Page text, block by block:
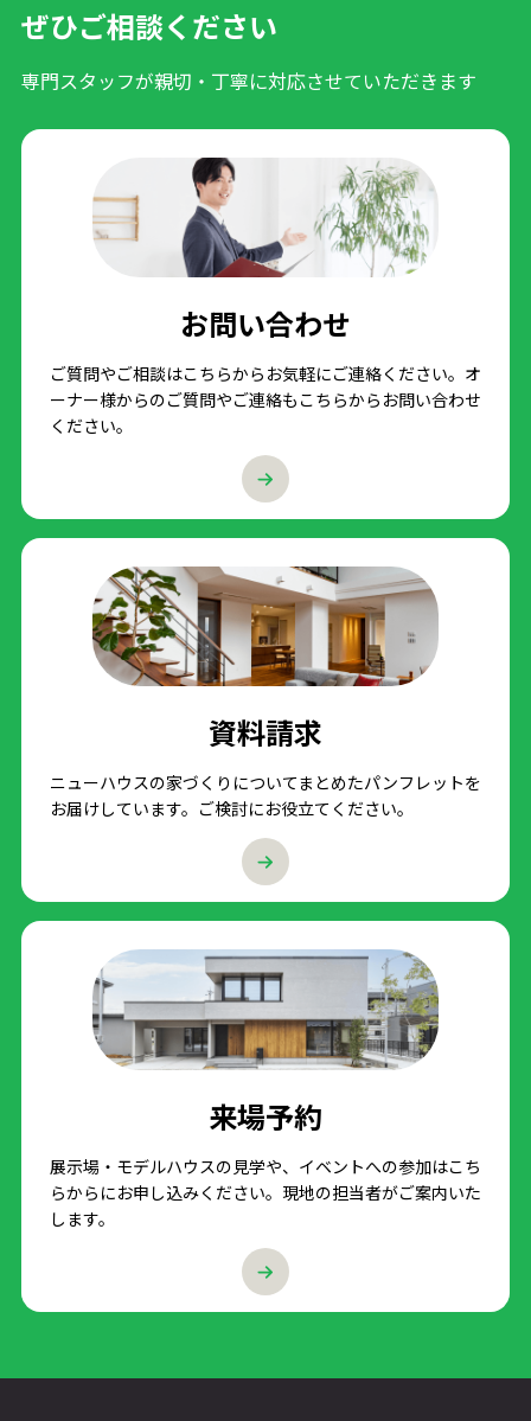
ぜひご相談ください
専門スタッフが親切・丁寧に対応させていただきます
お問い合わせ
ご質問やご相談はこちらからお気軽にご連絡ください。オ
ーナー様からのご質問やご連絡もこちらからお問い合わせ
ください。
資料請求
ニューハウスの家づくりについてまとめたパンフレットを
お届けしています。ご検討にお役立てください。
来場予約
展示場・モデルハウスの見学や、イベントへの参加はこち
らからにお申し込みください。現地の担当者がご案内いた
します。